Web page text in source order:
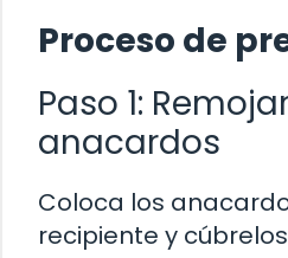
Proceso de
Paso 1:
anacardos
Coloca los
recipiente y